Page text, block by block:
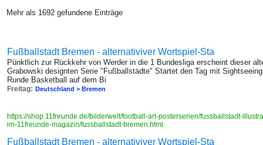
Mehr als 1692 gefundene Einträge
Fußballstadt Bremen - alternativiver Wortspiel-Sta
Pünktlich zur Rückkehr von Werder in die 1 Bundesliga erscheint dieser
Grabowski designten Serie "Fußballstädte" Startet den Tag mit
Runde Basketball auf dem Bi
Freitag: Deutschland > Bremen
https://shop.11freunde.de/bilderwelt/football-art-posterserien/fussballstadt-
im-11freunde-magazin/fussballstadt-bremen.html
Fußballstadt Bremen - alternativiver Wortspiel-Sta